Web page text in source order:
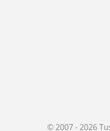
© 2007 - 2026